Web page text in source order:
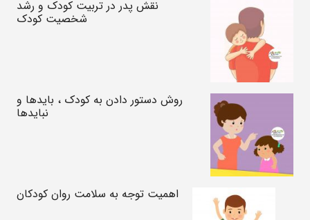
نقش پدر در تربیت کودک و رشد
شخصیت کودک
روش دستور دادن به کودک ، بایدها و
نبایدها
اهمیت توجه به سلامت روان کودکان